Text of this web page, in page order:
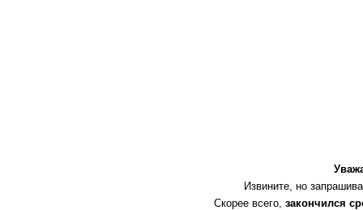
Извините, но
Скорее всего, закончился